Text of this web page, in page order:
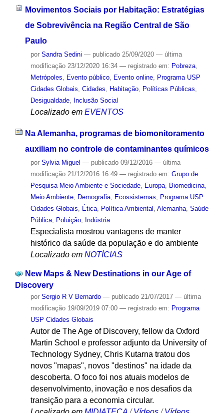
Movimentos Sociais por Habitação: Estratégias
de Sobrevivência na Região Central de São
Paulo
por Sandra Sedini — publicado25/09/2020 — última
modificação23/12/2020 16:34 — registrado em: Pobreza,
Metrópoles, Evento público, Evento online, Programa USP
Cidades Globais, Cidades, Habitação, Políticas Públicas,
Desigualdade, Inclusão Social
Localizado em EVENTOS
Na Alemanha, programas de biomonitoramento
auxiliam no controle de contaminantes químicos
por Sylvia Miguel — publicado09/12/2016 — última
modificação21/12/2016 16:49 — registrado em: Grupo de
Pesquisa Meio Ambiente e Sociedade, Europa, Biomedicina,
Meio Ambiente, Demografia, Ecossistemas
Programa USP
Cidades Globais
Ética, Política Ambiental Alemanha, Saúde
Pública, Poluição, Indústria
Especialista mostrou vantagens de manter
histórico da saúde da população e do ambiente
Localizado em NOTÍCIAS
New Maps & New Destinations in our Age of
Discovery
por Sergio R V Bernardo — publicado21/07/2017 — última
modificação19/09/2019 07:00 — registrado em: Programa
USP Cidades Globais
Autor de The Age of Discovery, fellow da Oxford
Martin School e professor adjunto da University of
Technology Sydney, Chris Kutarna tratou dos
novos "mapas", novos "destinos" na idade da
descoberta. O foco foi nos atuais modelos de
desenvolvimento, inovação e nos desafios da
transição para a economia circular.